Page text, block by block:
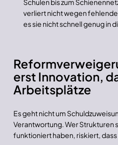
Schulen bis zum
verliert nicht wegen
es sie nicht schnell genug in
erst Innovation,
Arbeitsplätze
Es geht nicht um
Verantwortung. Wer Strukturen
funktioniert haben, riskiert,